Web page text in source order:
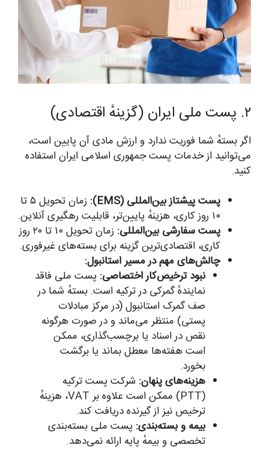
۲. پست ملی ایران (گزینهٔ اقتصادی)
اگر بستهٔ شما فوریت ندارد و ارزش مادی آن پایین است،
می‌توانید از خدمات پست جمهوری اسلامی ایران استفاده
کنید.
پست پیشتاز بین‌المللی (EMS):
زمان تحویل ۵ تا
۱۰ روز کاری، هزینهٔ پایین‌تر، قابلیت رهگیری آنلاین.
پست سفارشی بین‌المللی:
زمان تحویل ۱۰ تا ۲۰ روز
کاری، اقتصادی‌ترین گزینه برای بسته‌های غیرفوری.
چالش‌های مهم در مسیر استانبول:
نبود ترخیص‌کار اختصاصی: پست ملی فاقد
نمایندهٔ گمرکی در ترکیه است. بستهٔ شما در
صف گمرک استانبول (در مرکز مبادلات
پستی) منتظر می‌ماند و در صورت هرگونه
نقص در اسناد یا برچسب‌گذاری، ممکن
است هفته‌ها معطل بماند یا برگشت
بخورد.
هزینه‌های پنهان: شرکت پست ترکیه
(PTT) ممکن است علاوه بر VAT، هزینهٔ
ترخیص نیز از گیرنده دریافت کند.
بیمه و بسته‌بندی: پست ملی بسته‌بندی
تخصصی و بیمهٔ پایه ارائه نمی‌دهد.